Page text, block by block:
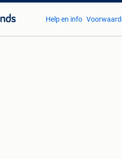
Help en info